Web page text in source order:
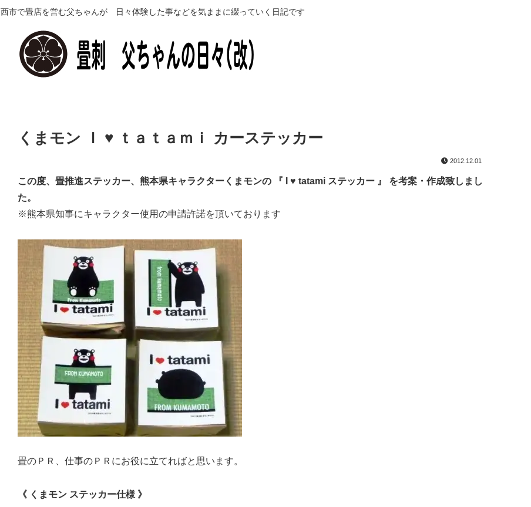
市で畳店を営む父ちゃんが 日々体験した事などを気ままに綴っていく日記です
くまモン Ｉ ♥ ｔａｔａｍｉ カーステッカー
2012.12.01
この度、畳推進ステッカー、熊本県キャラクターくまモンの 『 I ♥ tatami ステッカー 』 を考案・作成致しまし
た。
※熊本県知事にキャラクター使用の申請許諾を頂いております
畳のＰＲ、仕事のＰＲにお役に立てればと思います。
《 くまモン ステッカー仕様 》